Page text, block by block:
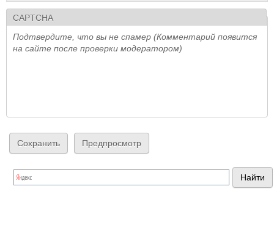
CAPTCHA
Подтвердите, что вы не спамер (Комментарий появится
на сайте после проверки модератором)